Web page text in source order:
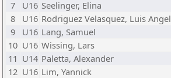
7
U16 Seelinger, Elina
8
U16 Rodriguez Velasquez, Luis Angel
9
U16 Lang, Samuel
10 U16 Wissing, Lars
11 U14 Paletta, Alexander
12 U16 Lim, Yannick